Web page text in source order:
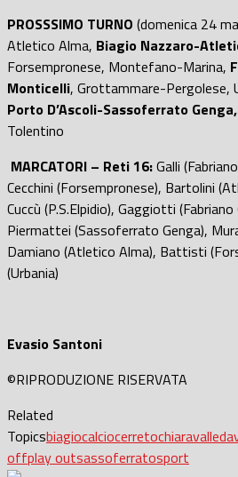
PROSSSIMO TURNO (domenica 24
Atletico Alma, Biagio Nazzaro-
Forsempronese, Montefano-Marina,
Monticelli, Grottammare-Pergolese,
Porto D’Ascoli-Sassoferrato Genga,
Tolentino
MARCATORI – Reti 16:Galli
Cecchini (Forsempronese), Bartolini
Cuccù (P.S.Elpidio), Gaggiotti
Piermattei (Sassoferrato Genga),
Damiano (Atletico Alma), Battisti
(Urbania)
Evasio Santoni
©RIPRODUZIONE RISERVATA
Related
Topicsbiagiocalciocerretochiaravalle
offplay outsassoferratosport